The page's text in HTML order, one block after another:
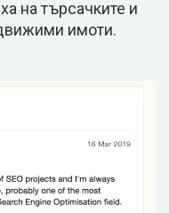
на търсачките и
имоти.